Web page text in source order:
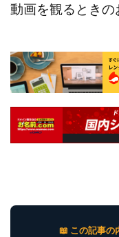
動画を観るときの
📖 この記事の